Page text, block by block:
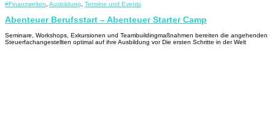
#Finanzwelten Ausbildung Termine und Events
Abenteuer Berufsstart – Abenteuer Starter Camp
Seminare, Workshops, Exkursionen und Teambuildingmaßnahmen bereiten die angehenden
Steuerfachangestellten optimal auf ihre Ausbildung vor Die ersten Schritte in der Welt